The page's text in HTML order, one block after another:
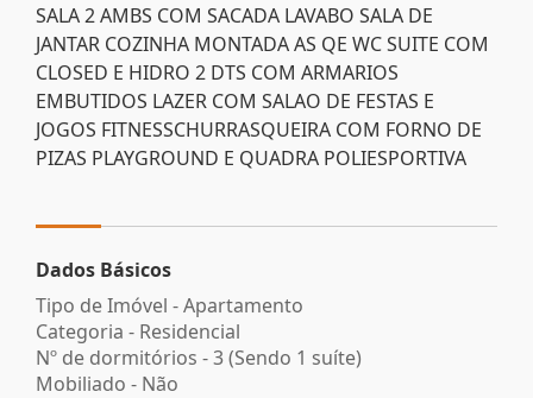
SALA 2 AMBS COM SACADA LAVABO SALA DE
JANTAR COZINHA MONTADA AS QE WC SUITE COM
CLOSED E HIDRO 2 DTS COM ARMARIOS
EMBUTIDOS LAZER COM SALAO DE FESTAS E
JOGOS FITNESSCHURRASQUEIRA COM FORNO DE
PIZAS PLAYGROUND E QUADRA POLIESPORTIVA
Dados Básicos
Tipo de Imóvel - Apartamento
Categoria - Residencial
Nº de dormitórios - 3 (Sendo 1 suíte)
Mobiliado - Não